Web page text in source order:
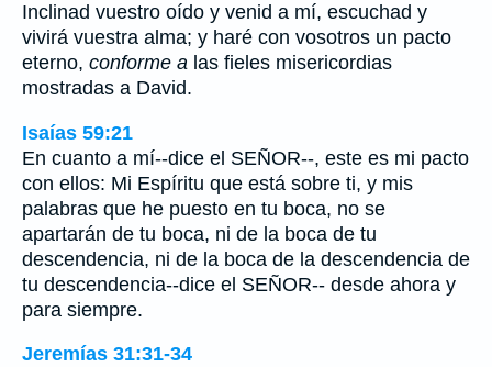
Inclinad vuestro oído y venid a mí, escuchad y
vivirá vuestra alma; y haré con vosotros un pacto
eterno, conforme a las fieles misericordias
mostradas a David.
Isaías 59:21
En cuanto a mí--dice el SEÑOR--, este es mi pacto
con ellos: Mi Espíritu que está sobre ti, y mis
palabras que he puesto en tu boca, no se
apartarán de tu boca, ni de la boca de tu
descendencia, ni de la boca de la descendencia de
tu descendencia--dice el SEÑOR-- desde ahora y
para siempre.
Jeremías 31:31-34